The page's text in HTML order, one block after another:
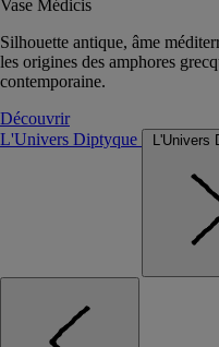
Vase Médicis
Silhouette antique, âme
les origines des amphores
contemporaine.
Découvrir
L'Univers Diptyque
L'Univers